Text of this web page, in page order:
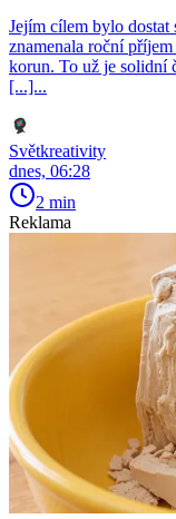
Jejím cílem bylo dostat
znamenala roční
korun. To už je solidní
[...]...
Světkreativity
dnes, 06:28
2 min
Reklama